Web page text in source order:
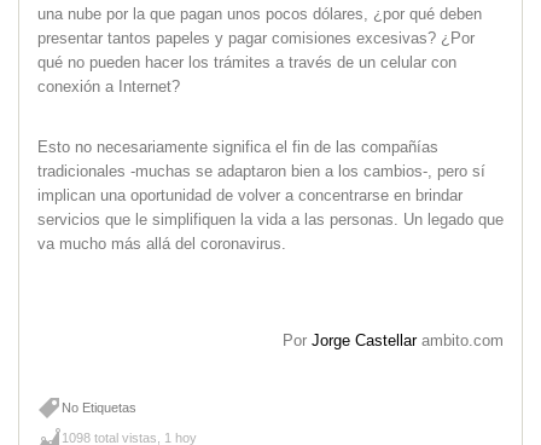
una nube por la que pagan unos pocos dólares, ¿por qué deben
presentar tantos papeles y pagar comisiones excesivas? ¿Por
qué no pueden hacer los trámites a través de un celular con
conexión a Internet?
Esto no necesariamente significa el fin de las compañías
tradicionales -muchas se adaptaron bien a los cambios-, pero sí
implican una oportunidad de volver a concentrarse en brindar
servicios que le simplifiquen la vida a las personas. Un legado que
va mucho más allá del coronavirus.
Por Jorge Castellarambito.com
No Etiquetas
1098 total vistas, 1 hoy